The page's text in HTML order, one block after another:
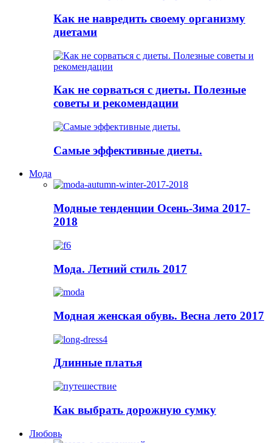
Как не навредить своему организму
диетами
Как не сорваться с диеты. Полезные
советы и рекомендации
Самые эффективные диеты.
Мода
Модные тенденции Осень-Зима 2017-
2018
Мода. Летний стиль 2017
Модная женская обувь. Весна лето 2017
Длинные платья
Как выбрать дорожную сумку
Любовь